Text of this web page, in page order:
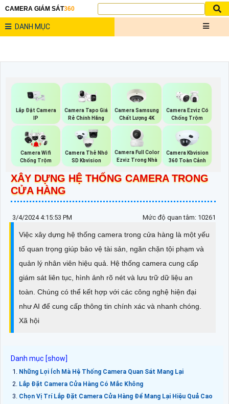
CAMERA GIÁM SÁT360
DANH MỤC
Lắp Đặt Camera
IP
Camera Tapo Giá
Rẻ Chính Hãng
Camera Samsung
Chất Lượng 4K
Camera Ezviz Có
Chống Trộm
Camera Wifi
Chống Trộm
Camera Thẻ Nhớ
SD Kbvision
Camera Full Color
Ezviz Trong Nhà
Camera Kbvision
360 Toàn Cảnh
XÂY DỰNG HỆ THỐNG CAMERA TRONG
CỬA HÀNG
3/4/2024 4:15:53 PM Mức độ quan tâm: 10261
Việc xây dựng hệ thống camera trong cửa hàng là một yếu
tố quan trọng giúp bảo vệ tài sản, ngăn chặn tội phạm và
quản lý nhân viên hiệu quả. Hệ thống camera cung cấp
giám sát liên tục, hình ảnh rõ nét và lưu trữ dữ liệu an
toàn. Chúng có thể kết hợp với các công nghệ hiện đại
như AI để cung cấp thông tin chính xác và nhanh chóng.
Xã hội
Những Lợi Ích Mà Hệ Thống Camera Quan Sát Mang Lại
Lắp Đặt Camera Cửa Hàng Có Mắc Không
Chọn Vị Trí Lắp Đặt Camera Cửa Hàng Để Mang Lại Hiệu Quả Cao